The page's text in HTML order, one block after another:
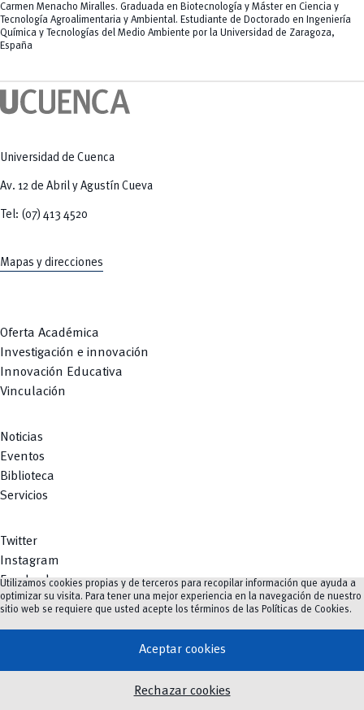
Carmen Menacho Miralles. Graduada en Biotecnología y Máster en Ciencia y
Tecnología Agroalimentaria y Ambiental. Estudiante de Doctorado en Ingeniería
Química y Tecnologías del Medio Ambiente por la Universidad de Zaragoza,
España
Universidad de Cuenca
Av. 12 de Abril y Agustín Cueva
Tel: (07) 413 4520
Mapas y direcciones
Oferta Académica
Investigación e innovación
Innovación Educativa
Vinculación
Noticias
Eventos
Biblioteca
Servicios
Twitter
Instagram
Facebook
Youtube
vertical_align_top
Utilizamos cookies propias y de terceros para recopilar información que ayuda a
optimizar su visita. Para tener una mejor experiencia en la navegación de nuestro
sitio web se requiere que usted acepte los términos de las Políticas de Cookies.
Aceptar cookies
Rechazar cookies